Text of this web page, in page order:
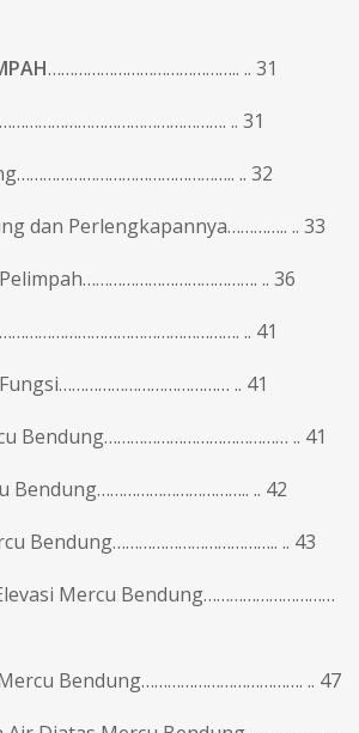
…………………………………….. .. 31
.. 31
.. 32
dan Perlengkapannya………….. .. 33
.. 36
.. 41
.. 41
Bendung…………………………………… .. 41
Bendung…………………………….. .. 42
Bendung……………………………….. .. 43
Mercu Bendung…………………………
Bendung………………………………. .. 47